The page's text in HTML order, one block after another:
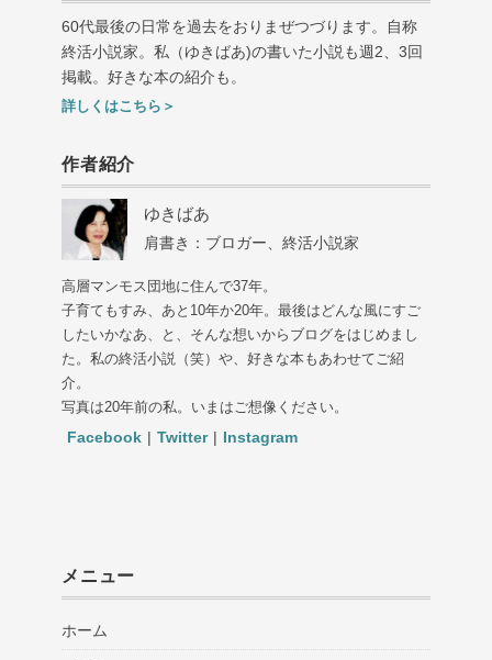
60代最後の日常を過去をおりまぜつづります。自称
終活小説家。私（ゆきばあ)の書いた小説も週 2 3回
掲載。好きな本の紹介も。
詳しくはこちら＞
作者紹介
ゆきばあ
肩書き：ブロガー、終活小説家
高層マンモス団地に住んで37年。
子育てもすみ、あと10年か20年。最後はどんな風にすご
したいかなあ、と、そんな想いからブログをはじめまし
た。私の終活小説（笑）や、好きな本もあわせてご紹
介。
写真は20年前の私。いまはご想像ください。
Facebook | Twitter | Instagram
メニュー
ホーム